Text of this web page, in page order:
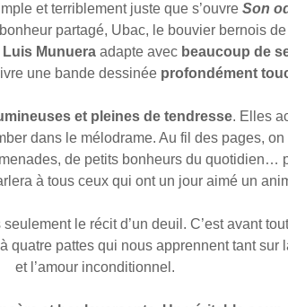
et terriblement juste que s’ouvre Son
partagé, Ubac, le bouvier bernois de
Munueraadapte avec beaucoup de
une bande dessinée profondément
et pleines de tendresse. Elles
dans le mélodrame. Au fil des pages,
de petits bonheurs du quotidien…
à tous ceux qui ont un jour aimé un
le récit d’un deuil. C’est avant
quatre pattes qui nous apprennent tant sur
et l’amour inconditionnel.